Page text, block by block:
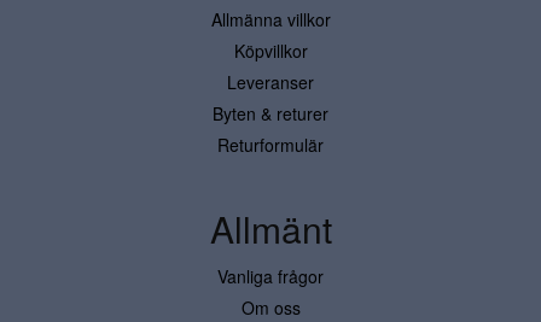
Allmänna villkor
Köpvillkor
Leveranser
Byten & returer
Returformulär
Allmänt
Vanliga frågor
Om oss